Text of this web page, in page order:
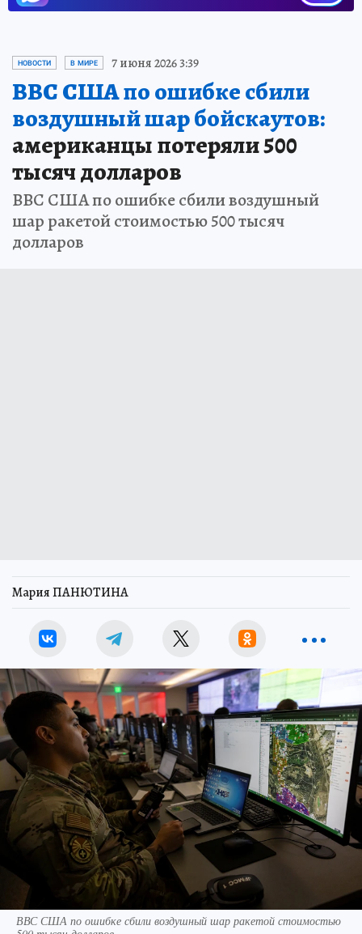
НОВОСТИ В МИРЕ 7 июня 2026 3:39
ВВС США по ошибке сбили
воздушный шар бойскаутов:
американцы потеряли 500
тысяч долларов
ВВС США по ошибке сбили воздушный
шар ракетой стоимостью 500 тысяч
долларов
Мария ПАНЮТИНА
ВВС США по ошибке сбили воздушный шар ракетой стоимостью